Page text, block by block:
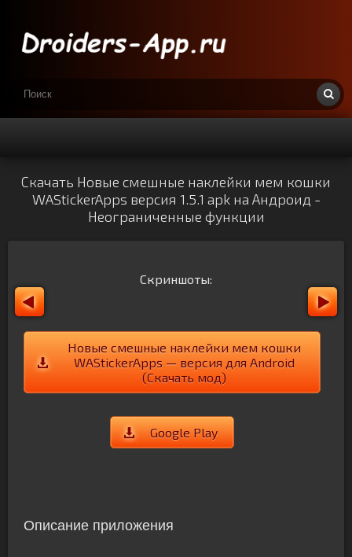
Скачать Новые смешные наклейки мем кошки
WAStickerApps версия 1.5.1 apk на Андроид -
Неограниченные функции
Скриншоты:
Новые смешные наклейки мем кошки
WAStickerApps — версия для Android
(Скачать мод)
Google Play
Описание приложения